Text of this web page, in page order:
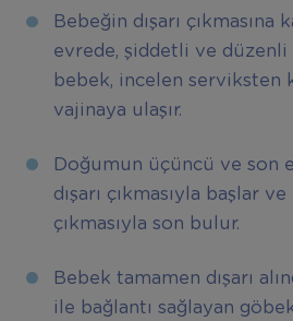
Bebeğin dışarı çıkmasına
evrede, şiddetli ve düzenli
bebek, incelen serviksten
vajinaya ulaşır.
Doğumun üçüncü ve son
dışarı çıkmasıyla başlar ve
çıkmasıyla son bulur.
Bebek tamamen dışarı
ile bağlantı sağlayan